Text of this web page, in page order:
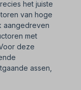
het juiste
van hoge
aangedreven
met
deze
assen,